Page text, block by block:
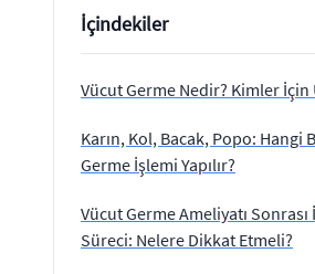
İçindekiler
Vücut Germe Nedir? Kimler İçin
Karın, Kol, Bacak, Popo: Hangi
Germe İşlemi Yapılır?
Vücut Germe Ameliyatı
Süreci: Nelere Dikkat Etmeli?